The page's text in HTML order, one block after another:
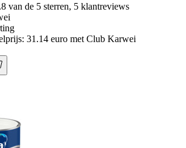
van de 5 sterren, 5 klantreviews
31.14 euro met Club Karwei